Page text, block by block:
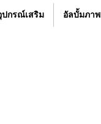
ปกรณ์เสริม อัลบั้มภาพ